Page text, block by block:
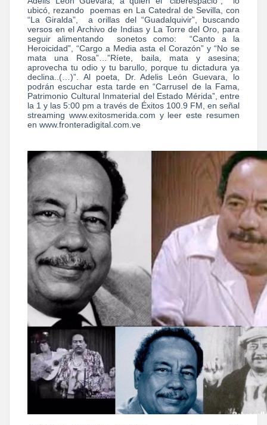
ubicó, rezando poemas en La Catedral de Sevilla, con
“La Giralda”, a orillas del “Guadalquivir”, buscando
versos en el Archivo de Indias y La Torre del Oro, para
seguir alimentando sonetos como: “Canto a la
Heroicidad”, “Cargo a Media asta el Corazón” y “No se
mata una Rosa”…”Ríete, baila, mata y asesina;
aprovecha tu odio y tu barullo, porque tu dictadura ya
declina..(…)”. Al poeta, Dr. Adelis León Guevara, lo
podrán escuchar esta tarde en “Carrusel de la Fama,
Patrimonio Cultural Inmaterial del Estado Mérida”, entre
la 1 y las 5:00 pm a través de Éxitos 100.9 FM, en señal
streaming www.exitosmerida.com y leer este resumen
en www.fronteradigital.com.ve